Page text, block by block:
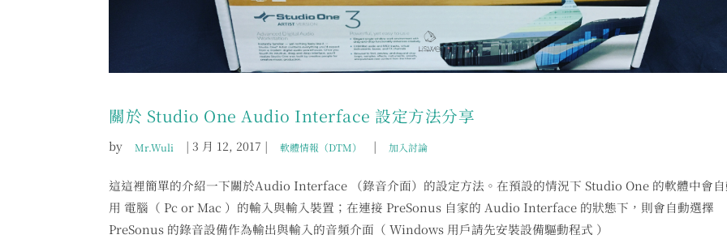
關於 Studio One Audio Interface 設定方法分享
by Mr.Wuli | 3 月 12, 2017 | 軟體情報（DTM） | 加入討論
這這裡簡單的介紹一下關於Audio Interface （錄音介面）的設定方法。在預設的情況下 Studio One 的軟體中會
用 電腦（ Pc or Mac ）的輸入與輸入裝置；在連接 PreSonus 自家的 Audio Interface 的狀態下，則會自動選擇
PreSonus 的錄音設備作為輸出與輸入的音頻介面（ Windows 用戶請先安裝設備驅動程式 ）